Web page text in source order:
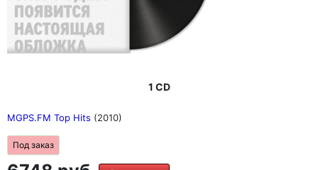
1 CD
MGPS.FM Top Hits (2010)
Под заказ